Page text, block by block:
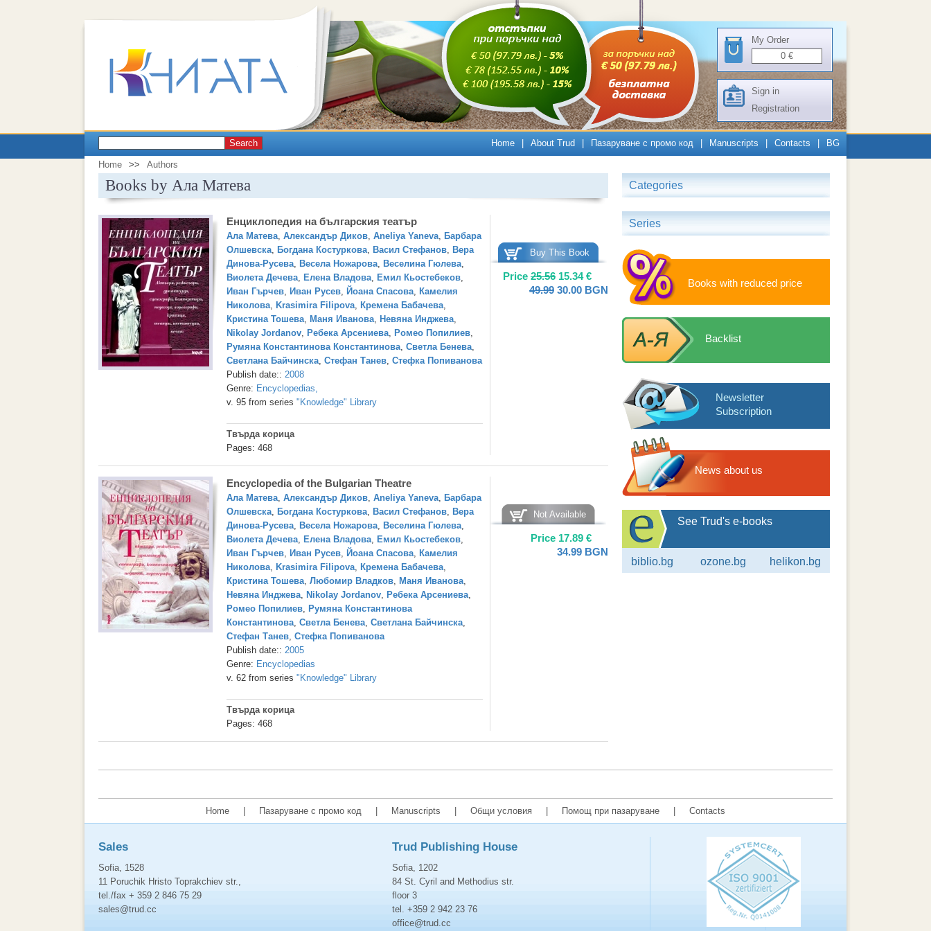
My Order
0 €
Sign in
Registration
Search Home About Trud Пазаруване с промо код Manuscripts Contacts BG
Home >> Authors
Books by Ала Матева
Енциклопедия на българския театър
Ала Матева, Александър Диков, Aneliya Yaneva, Барбара
Олшевска, Богдана Костуркова, Васил Стефанов, Вера
Динова-Русева, Весела Ножарова, Веселина Гюлева,
Виолета Дечева, Елена Владова, Емил Кьостебеков,
Иван Гърчев, Иван Русев, Йоана Спасова, Камелия
Николова, Krasimira Filipova, Кремена Бабачева,
Кристина Тошева, Маня Иванова, Невяна Инджева,
Nikolay Jordanov, Ребека Арсениева, Ромео Попилиев,
Румяна Константинова Константинова, Светла Бенева,
Светлана Байчинска, Стефан Танев, Стефка Попиванова
Publish date:: 2008
Genre: Encyclopedias,
v. 95 from series "Knowledge" Library
Твърда корица
Pages: 468
Buy This Book
Price 25.56 15.34€
49.99 30.00 BGN
Encyclopedia of the Bulgarian Theatre
Ала Матева, Александър Диков, Aneliya Yaneva, Барбара
Олшевска, Богдана Костуркова, Васил Стефанов, Вера
Динова-Русева, Весела Ножарова, Веселина Гюлева,
Виолета Дечева, Елена Владова, Емил Кьостебеков,
Иван Гърчев, Иван Русев, Йоана Спасова, Камелия
Николова, Krasimira Filipova, Кремена Бабачева,
Кристина Тошева, Любомир Владков, Маня Иванова,
Невяна Инджева, Nikolay Jordanov, Ребека Арсениева,
Ромео Попилиев, Румяна Константинова
Константинова, Светла Бенева, Светлана Байчинска,
Стефан Танев, Стефка Попиванова
Publish date:: 2005
Genre: Encyclopedias
v. 62 from series "Knowledge" Library
Твърда корица
Pages: 468
Not Available
Price 17.89 €
34.99 BGN
Categories
Series
Books with reduced price
Backlist
Newsletter
Subscription
News about us
See Trud's e-books
biblio.bg ozone.bg helikon.bg
Home Пазаруване с промо код Manuscripts Общи условия Помощ при пазаруване Contacts
Sales
Sofia, 1528
11 Poruchik Hristo Toprakchiev str.,
tel./fax + 359 2 846 75 29
sales@trud.cc
Trud Publishing House
Sofia, 1202
84 St. Cyril and Methodius str.
floor 3
tel. +359 2 942 23 76
office@trud.cc